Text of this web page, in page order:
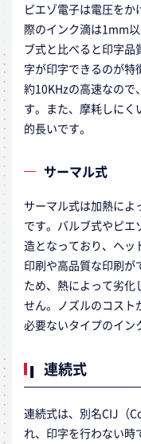
ピエゾ電子は電圧をか
際のインク滴は1mm
ブ式と比べると印字
字が印字できるのが
約10KHzの高速なので
す。また、摩耗しに
的長いです。
サーマル式
サーマル式は加熱に
です。バルブ式やピ
造となっており、ヘッ
印刷や高品質な印刷が
ため、熱によって劣化
せん。ノズルのコスト
必要ないタイプのイン
連続式
連続式は、別名CIJ（
れ、印字を行わない時